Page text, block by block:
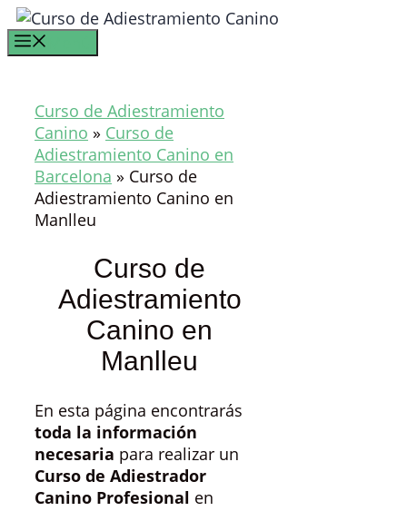
Saltar
al
contenido
Curso de Adiestramiento
Canino » Curso de
Adiestramiento Canino en
Barcelona » Curso de
Adiestramiento Canino en
Manlleu
Curso de
Adiestramiento
Canino en
Manlleu
En esta página encontrarás
toda la información
necesaria para realizar un
Curso de Adiestrador
Canino Profesional en